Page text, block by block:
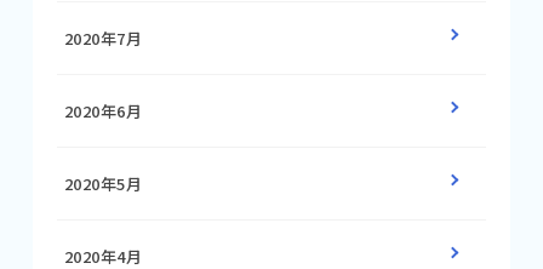
2020年7月
2020年6月
2020年5月
2020年4月